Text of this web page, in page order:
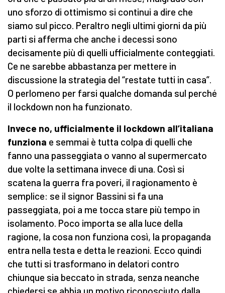
uno sforzo di ottimismo si continui a dire che
siamo sul picco. Peraltro negli ultimi giorni da più
parti si afferma che anche i decessi sono
decisamente più di quelli ufficialmente conteggiati.
Ce ne sarebbe abbastanza per mettere in
discussione la strategia del “restate tutti in casa”.
O perlomeno per farsi qualche domanda sul perché
il lockdown non ha funzionato.
Invece no, ufficialmente il lockdown all’italiana
funziona e semmai è tutta colpa di quelli che
fanno una passeggiata o vanno al supermercato
due volte la settimana invece di una. Così si
scatena la guerra fra poveri, il ragionamento è
semplice: se il signor Bassini si fa una
passeggiata, poi a me tocca stare più tempo in
isolamento. Poco importa se alla luce della
ragione, la cosa non funziona così, la propaganda
entra nella testa e detta le reazioni. Ecco quindi
che tutti si trasformano in delatori contro
chiunque sia beccato in strada, senza neanche